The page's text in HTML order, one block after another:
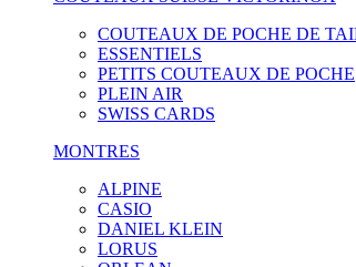
COUTEAUX DE POCHE DE
ESSENTIELS
PETITS COUTEAUX DE POCHE
PLEIN AIR
SWISS CARDS
MONTRES
ALPINE
CASIO
DANIEL KLEIN
LORUS